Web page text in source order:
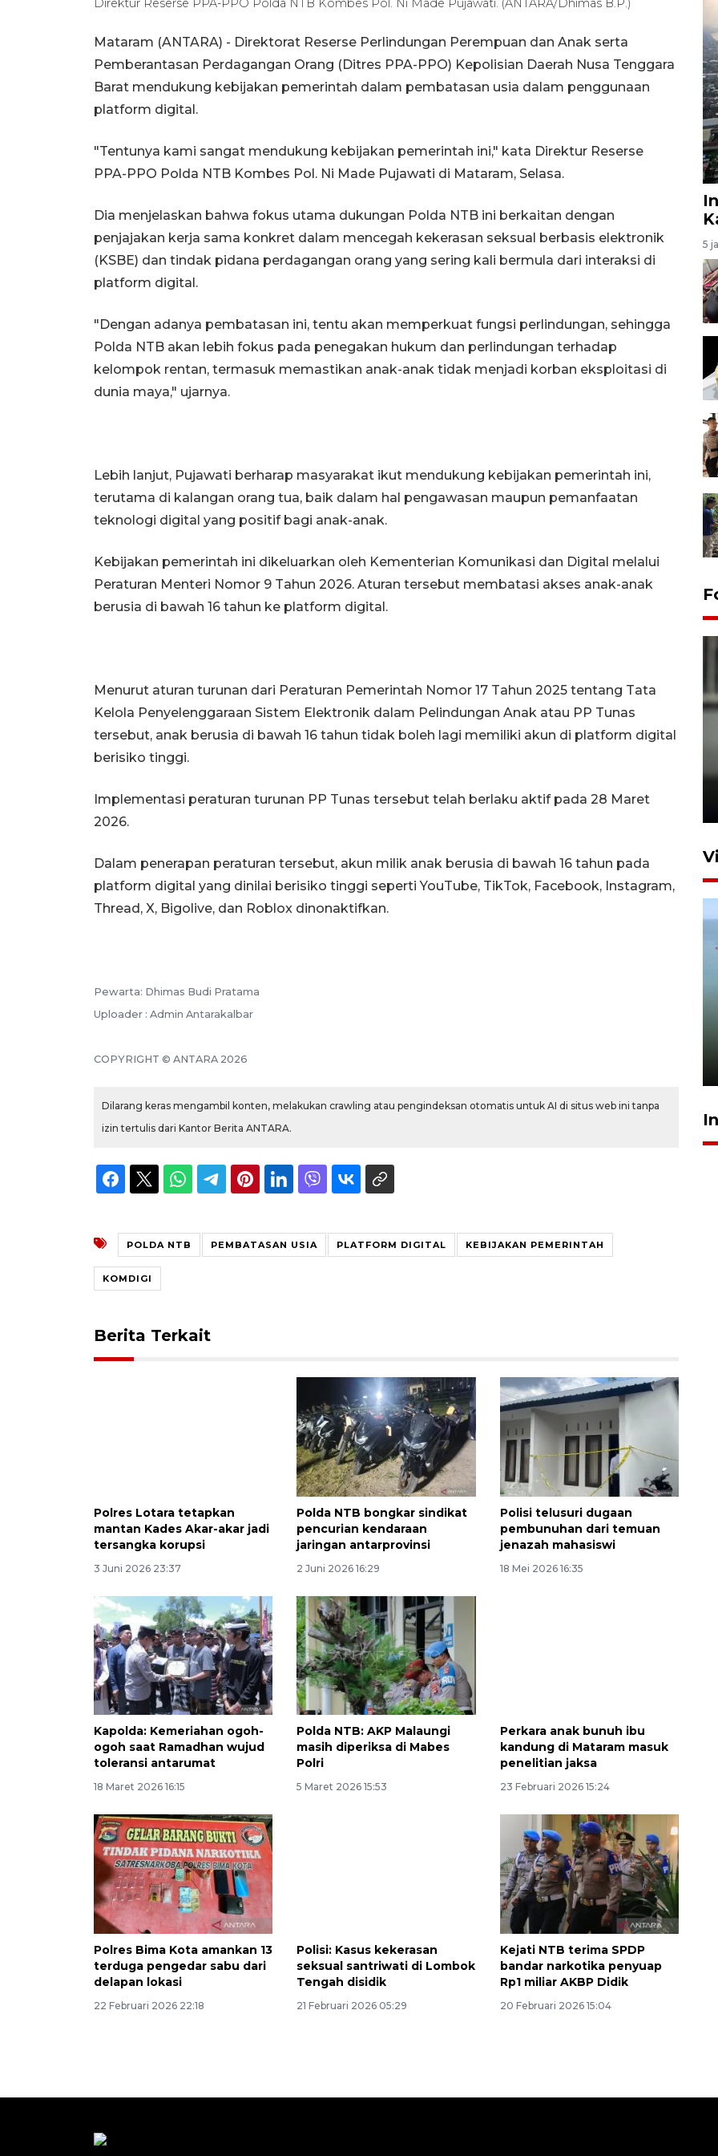
Direktur Reserse PPA-PPO Polda NTB Kombes Pol. Ni Made Pujawati. (ANTARA/Dhimas B.P.)
Mataram (ANTARA) - Direktorat Reserse Perlindungan Perempuan dan Anak serta
Pemberantasan Perdagangan Orang (Ditres PPA-PPO) Kepolisian Daerah Nusa Tenggara
Barat mendukung kebijakan pemerintah dalam pembatasan usia dalam penggunaan
platform digital.
"Tentunya kami sangat mendukung kebijakan pemerintah ini," kata Direktur Reserse
PPA-PPO Polda NTB Kombes Pol. Ni Made Pujawati di Mataram, Selasa.
Dia menjelaskan bahwa fokus utama dukungan Polda NTB ini berkaitan dengan
penjajakan kerja sama konkret dalam mencegah kekerasan seksual berbasis elektronik
(KSBE) dan tindak pidana perdagangan orang yang sering kali bermula dari interaksi di
platform digital.
"Dengan adanya pembatasan ini, tentu akan memperkuat fungsi perlindungan, sehingga
Polda NTB akan lebih fokus pada penegakan hukum dan perlindungan terhadap
kelompok rentan, termasuk memastikan anak-anak tidak menjadi korban eksploitasi di
dunia maya," ujarnya.
Lebih lanjut, Pujawati berharap masyarakat ikut mendukung kebijakan pemerintah ini,
terutama di kalangan orang tua, baik dalam hal pengawasan maupun pemanfaatan
teknologi digital yang positif bagi anak-anak.
Kebijakan pemerintah ini dikeluarkan oleh Kementerian Komunikasi dan Digital melalui
Peraturan Menteri Nomor 9 Tahun 2026. Aturan tersebut membatasi akses anak-anak
berusia di bawah 16 tahun ke platform digital.
Menurut aturan turunan dari Peraturan Pemerintah Nomor 17 Tahun 2025 tentang Tata
Kelola Penyelenggaraan Sistem Elektronik dalam Pelindungan Anak atau PP Tunas
tersebut, anak berusia di bawah 16 tahun tidak boleh lagi memiliki akun di platform digital
berisiko tinggi.
Implementasi peraturan turunan PP Tunas tersebut telah berlaku aktif pada 28 Maret
2026.
Dalam penerapan peraturan tersebut, akun milik anak berusia di bawah 16 tahun pada
platform digital yang dinilai berisiko tinggi seperti YouTube, TikTok, Facebook, Instagram,
Thread, X, Bigolive, dan Roblox dinonaktifkan.
Pewarta: Dhimas Budi Pratama
Uploader : Admin Antarakalbar
COPYRIGHT © ANTARA 2026
Dilarang keras mengambil konten, melakukan crawling atau pengindeksan otomatis untuk AI di situs web ini tanpa
izin tertulis dari Kantor Berita ANTARA.
POLDA NTB PEMBATASAN USIA PLATFORM DIGITAL KEBIJAKAN PEMERINTAH
KOMDIGI
Berita Terkait
Polres Lotara tetapkan
mantan Kades Akar-akar jadi
tersangka korupsi
3 Juni 2026 23:37
Polda NTB bongkar sindikat
pencurian kendaraan
jaringan antarprovinsi
2 Juni 2026 16:29
Polisi telusuri dugaan
pembunuhan dari temuan
jenazah mahasiswi
18 Mei 2026 16:35
Kapolda: Kemeriahan ogoh-
ogoh saat Ramadhan wujud
toleransi antarumat
18 Maret 2026 16:15
Polda NTB: AKP Malaungi
masih diperiksa di Mabes
Polri
5 Maret 2026 15:53
Perkara anak bunuh ibu
kandung di Mataram masuk
penelitian jaksa
23 Februari 2026 15:24
Polres Bima Kota amankan 13
terduga pengedar sabu dari
delapan lokasi
22 Februari 2026 22:18
Polisi: Kasus kekerasan
seksual santriwati di Lombok
Tengah disidik
21 Februari 2026 05:29
Kejati NTB terima SPDP
bandar narkotika penyuap
Rp1 miliar AKBP Didik
20 Februari 2026 15:04
5
22 Juli 2026 10:51
Sinyal positif perekonomian
Indonesia
2026-08-05 15:00:00